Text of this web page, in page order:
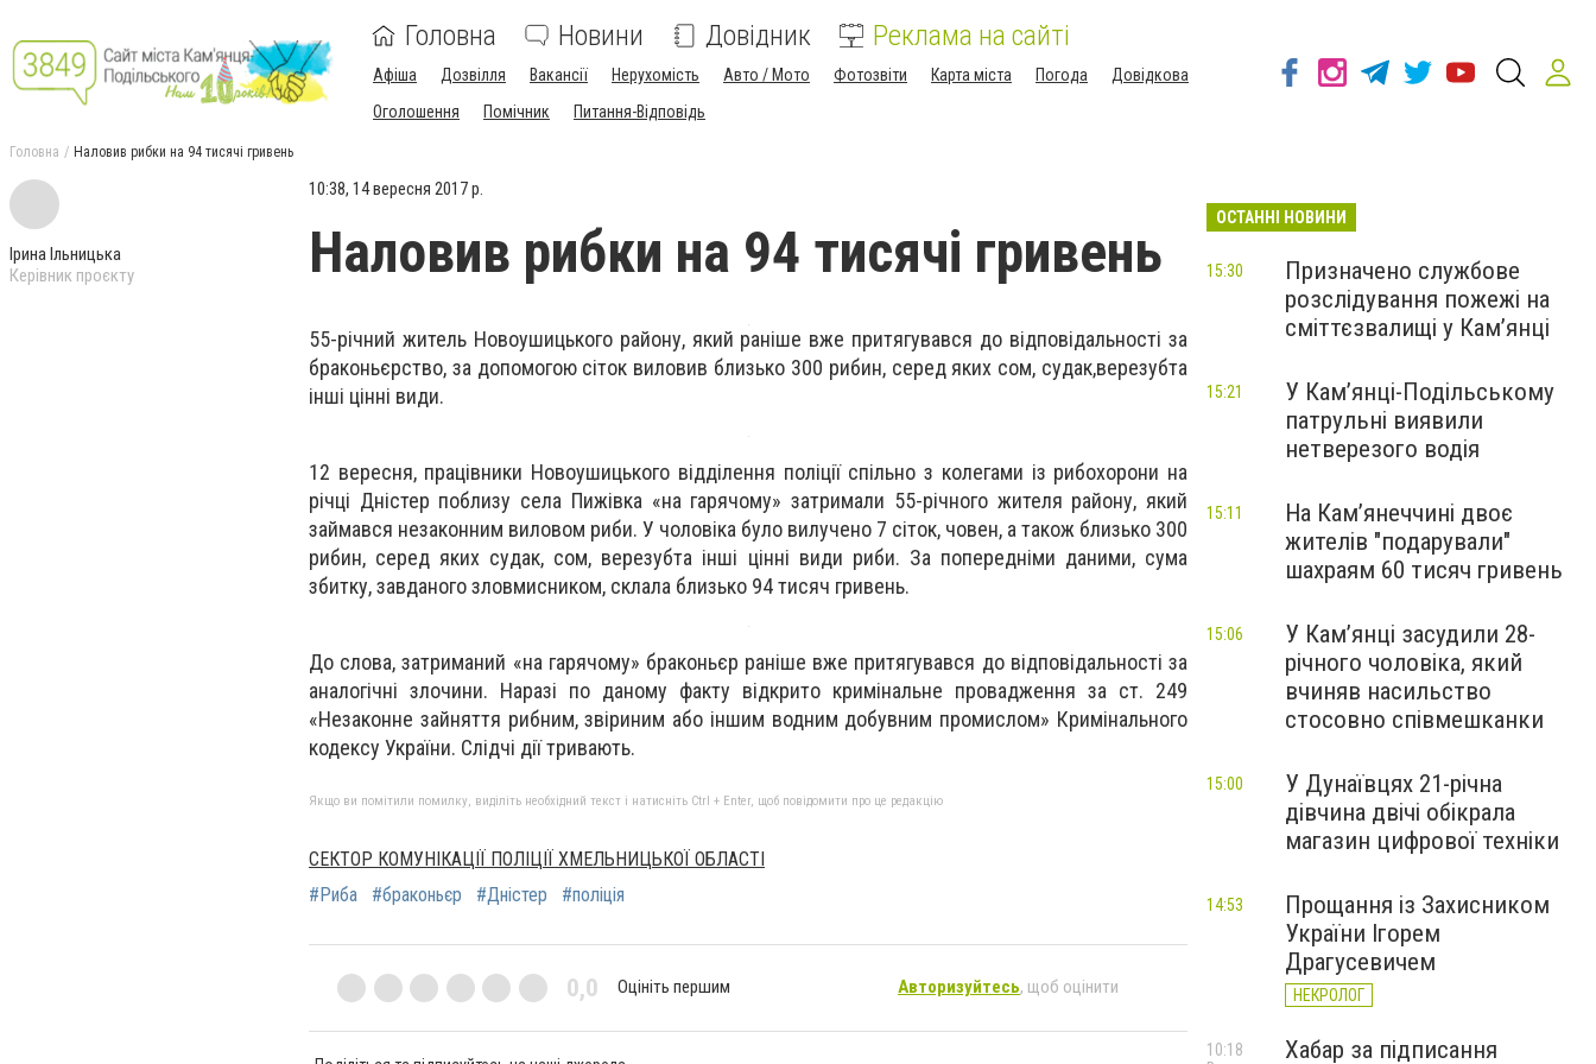
Головна Новини Довідник Реклама на сайті
Афіша Дозвілля Вакансії Нерухомість Авто / Мото Фотозвіти Карта міста Погода
Довідкова
Оголошення
Помічник Питання-Відповідь
Головна Наловив рибки на 94 тисячі гривень
Ірина Ільницька
Керівник проєкту
10:38, 14 вересня 2017 р.
Наловив рибки на 94 тисячі гривень
55-річний житель Новоушицького району, який раніше вже притягувався до відповідальності за
браконьєрство, за допомогою сіток виловив близько 300 рибин, серед яких сом, судак,верезубта
інші цінні види.
12 вересня, працівники Новоушицького відділення поліції спільно з колегами із рибохорони на
річці Дністер поблизу села Пижівка «на гарячому» затримали 55-річного жителя району, який
займався незаконним виловом риби. У чоловіка було вилучено 7 сіток, човен, а також близько 300
рибин, серед яких судак, сом, верезубта інші цінні види риби. За попередніми даними, сума
збитку, завданого зловмисником, склала близько 94 тисяч гривень.
До слова, затриманий «на гарячому» браконьєр раніше вже притягувався до відповідальності за
аналогічні злочини. Наразі по даному факту відкрито кримінальне провадження за ст. 249
«Незаконне зайняття рибним, звіриним або іншим водним добувним промислом» Кримінального
кодексу України. Слідчі дії тривають.
Якщо ви помітили помилку, виділіть необхідний текст і натисніть Ctrl + Enter, щоб повідомити про це редакцію
СЕКТОР КОМУНІКАЦІЇ ПОЛІЦІЇ ХМЕЛЬНИЦЬКОЇ ОБЛАСТІ
#Риба
#браконьєр #Дністер #поліція
0,0 Оцініть першим Авторизуйтесь, щоб оцінити
ОСТАННІ НОВИНИ
Призначено службове
розслідування пожежі на
сміттєзвалищі у Кам’янці
15:30
У Кам’янці-Подільському
патрульні виявили
нетверезого водія
15:21
На Камʼянеччині двоє
жителів "подарували"
шахраям 60 тисяч гривень
15:11
У Камʼянці засудили 28-
річного чоловіка, який
вчиняв насильство
стосовно співмешканки
15:06
У Дунаївцях 21-річна
дівчина двічі обікрала
магазин цифрової техніки
15:00
Прощання із Захисником
України Ігорем
Драгусевичем
НЕКРОЛОГ
14:53
Хабар за підписання
10:18